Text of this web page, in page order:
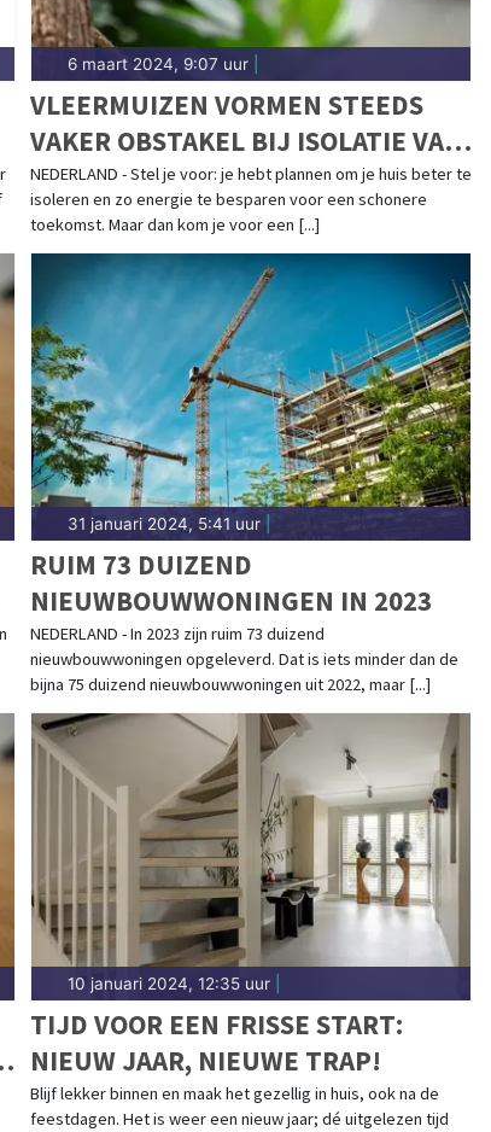
6 maart 2024, 9:07 uur|
VLEERMUIZEN VORMEN STEEDS
VAKER OBSTAKEL BIJ ISOLATIE VAN
HUIZEN
NEDERLAND - Stel je voor: je hebt plannen om je huis beter te
isoleren en zo energie te besparen voor een schonere
toekomst. Maar dan kom je voor een [...]
31 januari 2024, 5:41 uur|
RUIM 73 DUIZEND
NIEUWBOUWWONINGEN IN 2023
NEDERLAND - In 2023 zijn ruim 73 duizend
nieuwbouwwoningen opgeleverd. Dat is iets minder dan de
bijna 75 duizend nieuwbouwwoningen uit 2022, maar [...]
10 januari 2024, 12:35 uur|
TIJD VOOR EEN FRISSE START:
NIEUW JAAR, NIEUWE TRAP!
Blijf lekker binnen en maak het gezellig in huis, ook na de
feestdagen. Het is weer een nieuw jaar; dé uitgelezen tijd